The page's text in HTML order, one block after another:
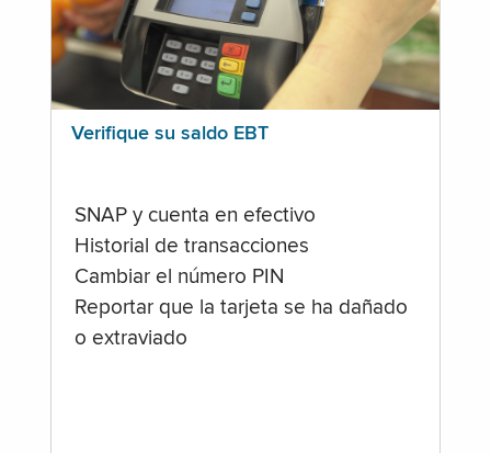
Verifique su saldo EBT
SNAP y cuenta en efectivo
Historial de transacciones
Cambiar el número PIN
Reportar que la tarjeta se ha dañado
o extraviado